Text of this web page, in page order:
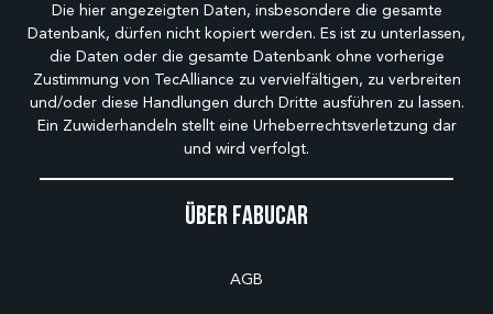
Über Fabucar
AGB
Die hier angezeigten Daten, insbesondere die gesamte
Datenbank, dürfen nicht kopiert werden. Es ist zu unterlassen,
die Daten oder die gesamte Datenbank ohne vorherige
Zustimmung von TecAlliance zu vervielfältigen, zu verbreiten
und/oder diese Handlungen durch Dritte ausführen zu lassen.
Ein Zuwiderhandeln stellt eine Urheberrechtsverletzung dar
und wird verfolgt.